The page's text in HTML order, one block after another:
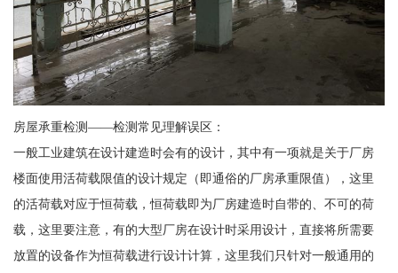
房屋承重检测——检测常见理解误区：
一般工业建筑在设计建造时会有的设计，其中有一项就是关于厂房
楼面使用活荷载限值的设计规定（即通俗的厂房承重限值），这里
的活荷载对应于恒荷载，恒荷载即为厂房建造时自带的、不可的荷
载，这里要注意，有的大型厂房在设计时采用设计，直接将所需要
放置的设备作为恒荷载进行设计计算，这里我们只针对一般通用的